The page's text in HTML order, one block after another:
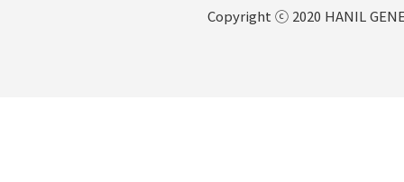
Copyright ⓒ 2020 HANIL